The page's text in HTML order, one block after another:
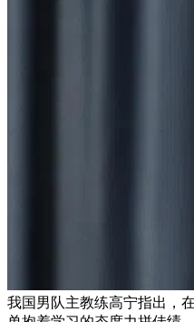
我国男队主教练高宁指出，